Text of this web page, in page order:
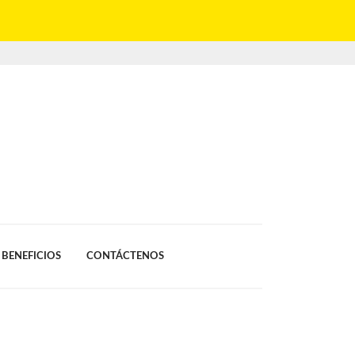
BENEFICIOS CONTÁCTENOS